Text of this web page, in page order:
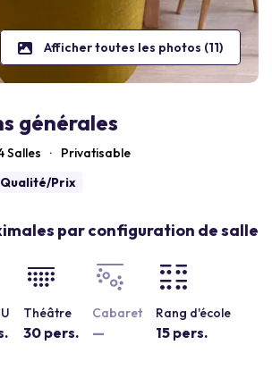
Afficher toutes les photos (11)
générales
Salles ·
Privatisable
Qualité/Prix
par configuration de salle
Théâtre
30 pers.
Cabaret
—
Rang d'école
15 pers.